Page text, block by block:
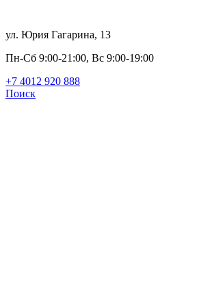
ул. Юрия Гагарина, 13
Пн-Сб 9:00-21:00, Вс 9:00-19:00
+7 4012 920 888
Поиск